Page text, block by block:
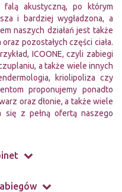
falą akustyczną, po którym
i bardziej wygładzona, a
naszych działań jest także
pozostałych części ciała.
ICOONE, czyli zabiegi
a także wiele innych
kriolipoliza czy
proponujemy ponadto
oraz dłonie, a także wiele
się z pełną ofertą naszego